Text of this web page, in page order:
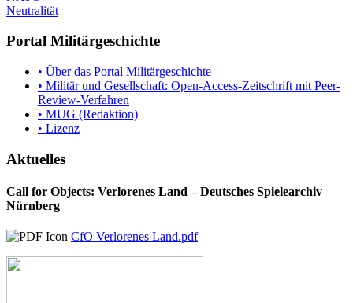
Neutralität
Portal Militärgeschichte
• Über das Portal Militärgeschichte
• Militär und Gesellschaft: Open-Access-Zeitschrift mit Peer-
Review-Verfahren
• MUG (Redaktion)
• Lizenz
Aktuelles
Call for Objects: Verlorenes Land – Deutsches Spielearchiv
Nürnberg
CfO Verlorenes Land.pdf